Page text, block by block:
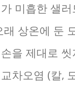
미흡한 샐
래 상온에 둔
을 제대로
차오염 (칼,